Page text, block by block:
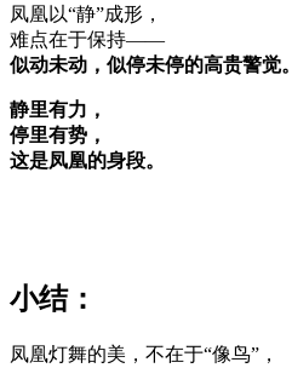
凤凰以“静”成形，
难点在于保持——
似动未动，似停未停的高贵警觉。
静里有力，
停里有势，
这是凤凰的身段。
小结：
凤凰灯舞的美，不在于“像鸟”，